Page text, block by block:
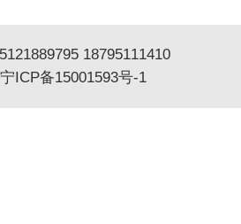
18795111410
宁ICP备15001593号-1